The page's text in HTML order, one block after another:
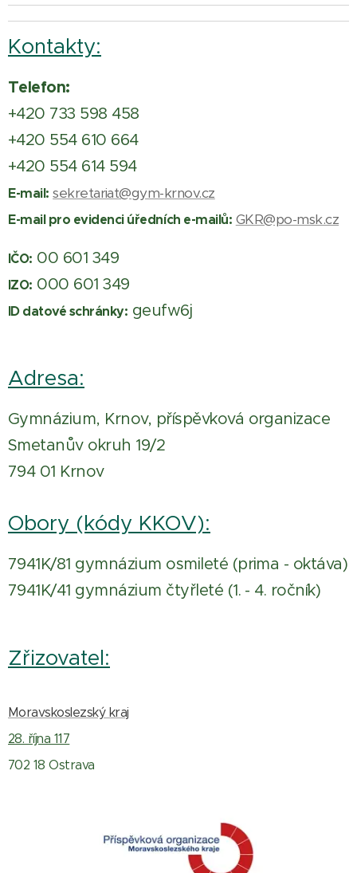
Kontakty:
Telefon:
+420 733 598 458
+420 554 610 664
+420 554 614 594
E-mail: sekretariat@gym-krnov.cz
E-mail pro evidenci úředních e-mailů: GKR@po-msk.cz
IČO: 00 601 349
IZO: 000 601 349
ID datové schránky: geufw6j
Adresa:
Gymnázium, Krnov, příspěvková organizace
Smetanův okruh 19/2
794 01 Krnov
Obory (kódy KKOV):
7941K/81 gymnázium osmileté (prima - oktáva)
7941K/41 gymnázium čtyřleté (1. - 4. ročník)
Zřizovatel:
Moravskoslezský kraj
28. října 117
702 18 Ostrava